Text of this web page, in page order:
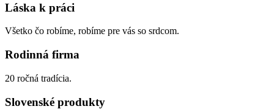
Láska k práci
Všetko čo robíme, robíme pre vás so srdcom.
Rodinná firma
20 ročná tradícia.
Slovenské produkty